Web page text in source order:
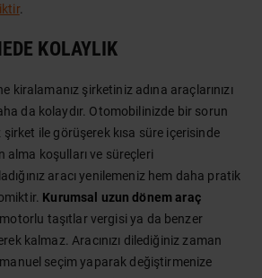
.
KOLAYLIK
kiralamanız şirketiniz adına araçlarınızı
da kolaydır. Otomobilinizde bir sorun
şirket ile görüşerek kısa süre içerisinde
alma koşulları ve süreçleri
aracı yenilemeniz hem daha pratik
Kurumsal uzun dönem araç
taşıtlar vergisi ya da benzer
kalmaz. Aracınızı dilediğiniz zaman
seçim yaparak değiştirmenize